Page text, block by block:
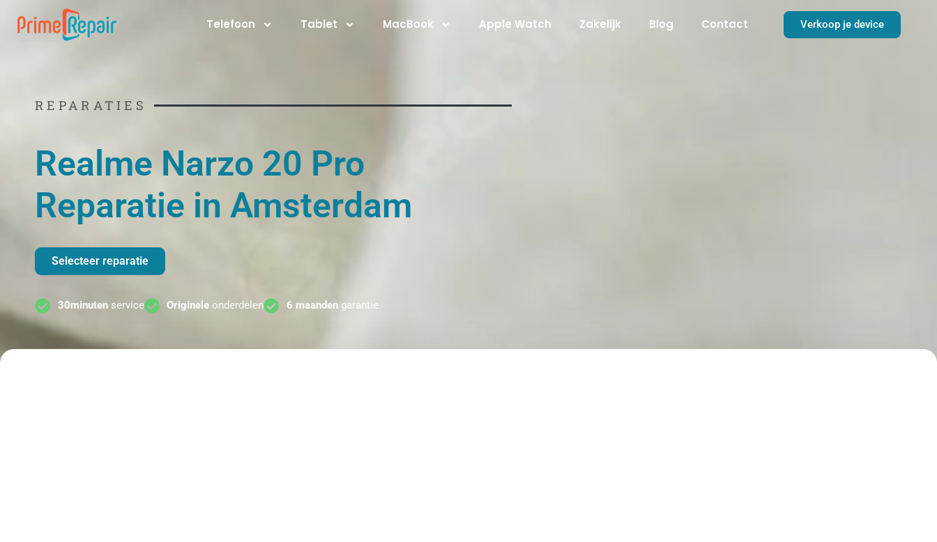
naar
Telefoon Tablet MacBook Apple Watch Zakelijk Blog Contact Verkoop je device
REPARATIES
Realme Narzo 20 Pro
Reparatie in Amsterdam
Selecteer reparatie
30minutenservice Originele onderdelen 6 maandengarantie